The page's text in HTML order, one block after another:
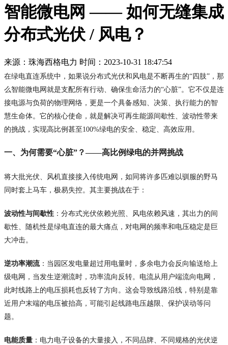
智能微电网 —— 如何无缝集成
分布式光伏 / 风电？
来源：珠海西格电力 时间：2023-10-31 18:47:54
在绿电直连系统中，如果说分布式光伏和风电是不断再生的“四肢”，那
么智能微电网就是支配所有行动、确保生命活力的“心脏”。它不仅是连
接电源与负荷的物理网络，更是一个具备感知、决策、执行能力的智
慧生命体。它的核心使命，就是解决可再生能源间歇性、波动性带来
的挑战，实现高比例甚至100%绿电的安全、稳定、高效应用。
一、为何需要“心脏”？——高比例绿电的并网挑战
将大批光伏、风机直接接入传统电网，如同将许多匹难以驯服的野马
同时套上马车，极易失控。其主要挑战在于：
波动性与间歇性 ：分布式光伏依赖光照、风电依赖风速，其出力的间
歇性、随机性是绿电直连的最大痛点，对电网的频率和电压稳定是巨
大冲击。
逆功率潮流：当园区发电量超过用电量时，多余电力会反向输送给上
级电网，当发生逆潮流时，功率流向反转。电流从用户端流向电网，
此时线路上的电压损耗也反转了方向。这会导致线路沿线，特别是靠
近用户末端的电压被抬高，可能引起线路电压越限、保护误动等问
题。
电能质量 ：电力电子设备的大量接入，不同品牌、不同规格的光伏逆